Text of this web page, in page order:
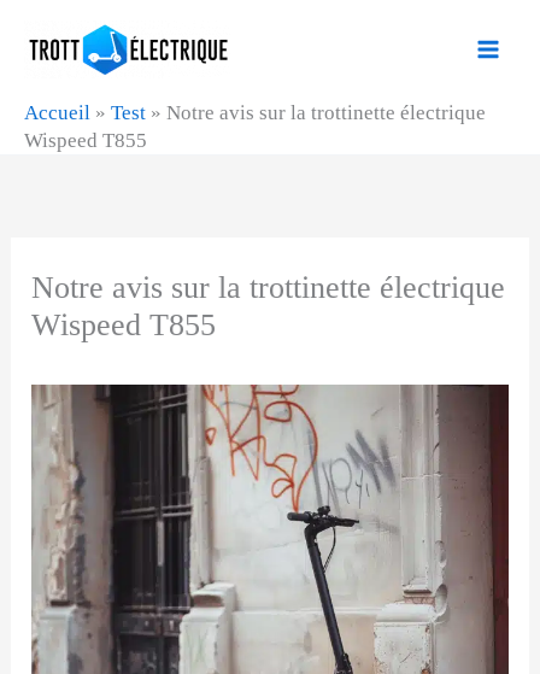
Accueil » Test » Notre avis sur la trottinette électrique
Wispeed T855
Notre avis sur la trottinette électrique
Wispeed T855